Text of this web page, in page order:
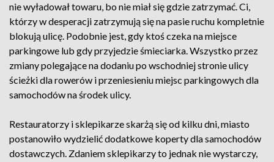
nie wyładował towaru, bo nie miał się gdzie zatrzymać. Ci,
którzy w desperacji zatrzymują się na pasie ruchu kompletnie
blokują ulicę. Podobnie jest, gdy ktoś czeka na miejsce
parkingowe lub gdy przyjedzie śmieciarka. Wszystko przez
zmiany polegające na dodaniu po wschodniej stronie ulicy
ścieżki dla rowerów i przeniesieniu miejsc parkingowych dla
samochodów na środek ulicy.
Restauratorzy i sklepikarze skarżą się od kilku dni, miasto
postanowiło wydzielić dodatkowe koperty dla samochodów
dostawczych. Zdaniem sklepikarzy to jednak nie wystarczy,